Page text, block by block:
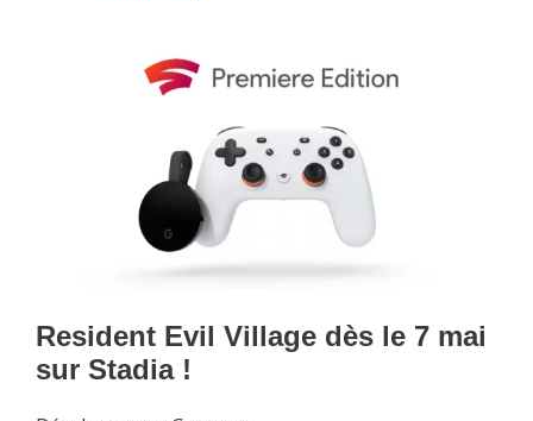
Resident Evil Village dès le 7 mai
sur Stadia !